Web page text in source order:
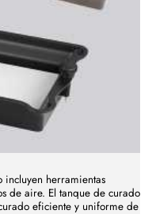
incluyen herramientas
de aire. El tanque de curado
eficiente y uniforme de